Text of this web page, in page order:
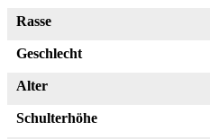
Rasse
Geschlecht
Alter
Schulterhöhe